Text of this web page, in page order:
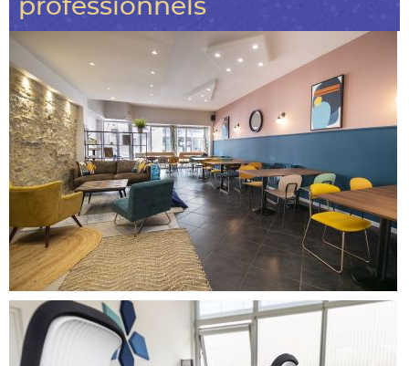
professionnels